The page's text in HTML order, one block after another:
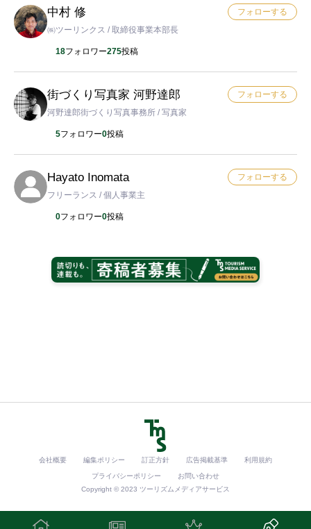
中村 修
㈱ツーリンクス / 取締役事業本部長
18フォロワー275投稿
フォローする
街づくり写真家 河野達郎
河野達郎街づくり写真事務所 / 写真家
5フォロワー0投稿
フォローする
Hayato Inomata
フリーランス / 個人事業主
0フォロワー0投稿
フォローする
会社概要 編集ポリシー 訂正方針 広告掲載基準 利用規約
プライバシーポリシー
お問い合わせ
Copyright © 2023 ツーリズムメディアサービス